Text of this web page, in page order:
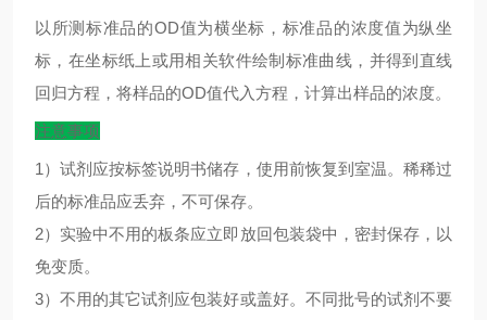
以所测标准品的OD值为横坐标，标准品的浓度值为纵坐
标，在坐标纸上或用相关软件绘制标准曲线，并得到直线
回归方程，将样品的OD值代入方程，计算出样品的浓度。
注意事项
1）试剂应按标签说明书储存，使用前恢复到室温。稀稀过
后的标准品应丢弃，不可保存。
2）实验中不用的板条应立即放回包装袋中，密封保存，以
免变质。
3）不用的其它试剂应包装好或盖好。不同批号的试剂不要